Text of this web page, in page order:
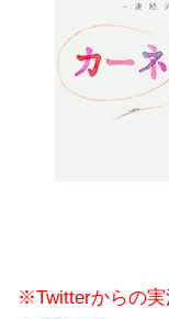
※Twitterからの実